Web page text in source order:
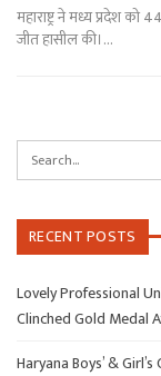
महाराष्ट्र ने मध्य प्रदेश को
जीत हासील की।…
RECENT POSTS
Lovely Professional
Clinched Gold Medal
Haryana Boys’ &